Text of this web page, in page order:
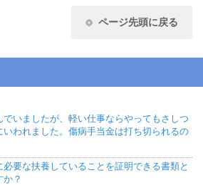
ページ先頭に戻る
でいましたが、軽い仕事ならやってもさしつ
いわれました。傷病手当金は打ち切られるの
要な扶養していることを証明できる書類と
か？